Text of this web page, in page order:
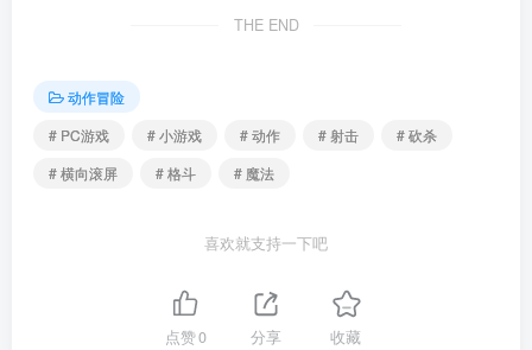
THE END
动作冒险
# PC游戏
# 小游戏 # 动作 # 射击
# 砍杀
# 横向滚屏
# 格斗 # 魔法
喜欢就支持一下吧
点赞0 分享 收藏